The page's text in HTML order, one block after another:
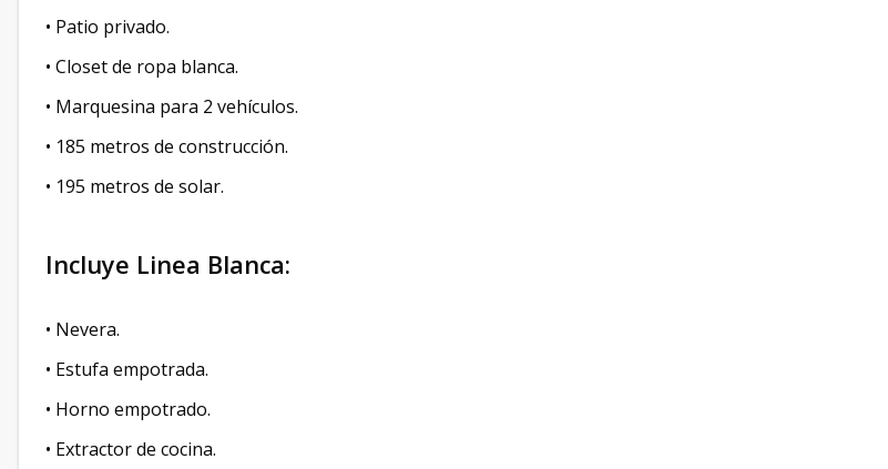
• Patio privado.
• Closet de ropa blanca.
• Marquesina para 2 vehículos.
• 185 metros de construcción.
• 195 metros de solar.
Incluye Linea Blanca:
• Nevera.
• Estufa empotrada.
• Horno empotrado.
• Extractor de cocina.